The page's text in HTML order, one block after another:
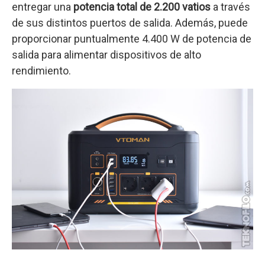
entregar una potencia total de 2.200 vatios a través
de sus distintos puertos de salida. Además, puede
proporcionar puntualmente 4.400 W de potencia de
salida para alimentar dispositivos de alto
rendimiento.